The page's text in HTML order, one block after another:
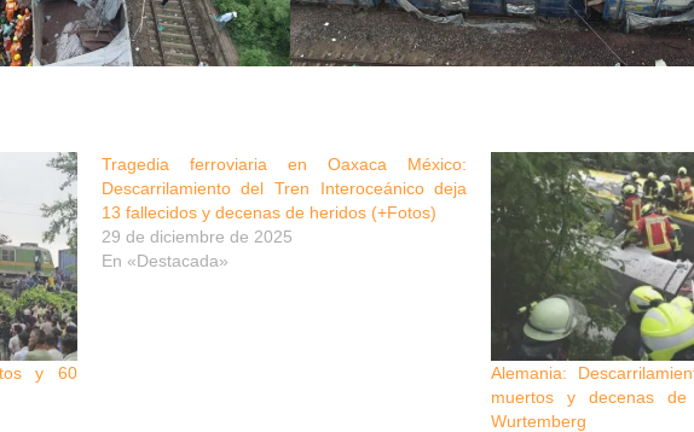
y 60
Tragedia ferroviaria en Oaxaca México:
Descarrilamiento del Tren Interoceánico deja
13 fallecidos y decenas de heridos (+Fotos)
29 de diciembre de 2025
En «Destacada»
Alemania:
muertos y decenas
Wurtemberg